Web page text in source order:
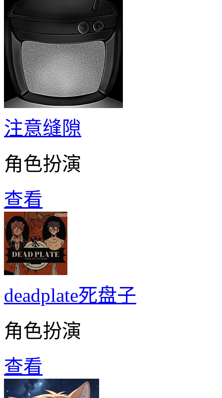
注意缝隙
角色扮演
查看
deadplate死盘子
角色扮演
查看